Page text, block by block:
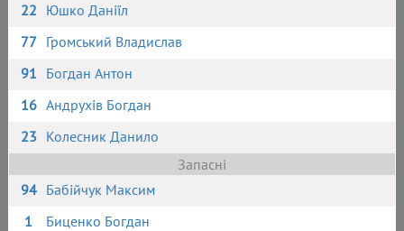
22 Юшко Даніїл
77 Громський Владислав
91 Богдан Антон
16 Андрухів Богдан
23 Колесник Данило
Запасні
94 Бабійчук Максим
1
Биценко Богдан